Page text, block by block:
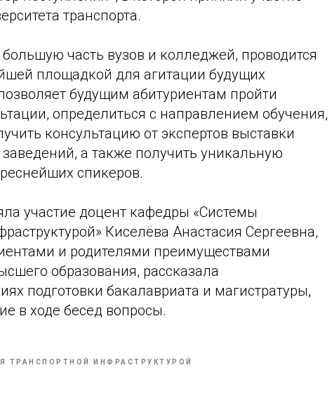
транспорта.
часть вузов и колледжей, проводится
площадкой для агитации будущих
будущим абитуриентам пройти
определиться с направлением обучения,
консультацию от экспертов выставки
а также получить уникальную
спикеров.
участие доцент кафедры «Системы
Киселёва Анастасия Сергеевна,
и родителями преимуществами
образования, рассказала
подготовки бакалавриата и магистратуры,
в ходе бесед вопросы.
ТРАНСПОРТНОЙ ИНФРАСТРУКТУРОЙ